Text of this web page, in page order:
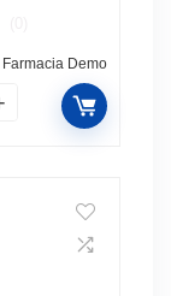
Farmacia Demo